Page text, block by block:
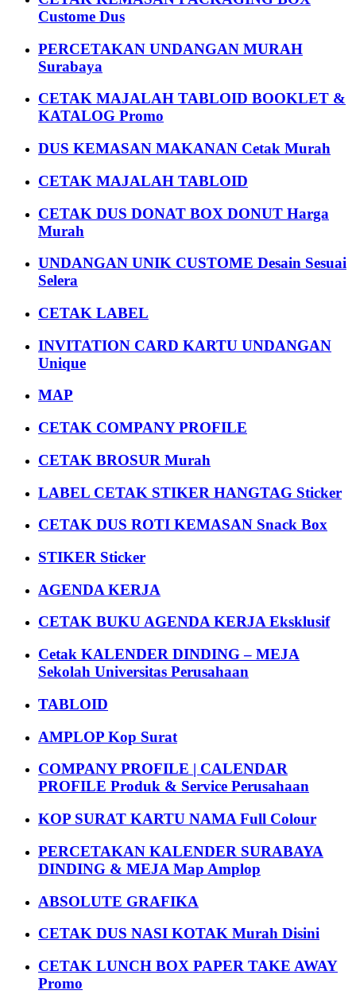
Custome Dus
PERCETAKAN UNDANGAN MURAH
Surabaya
CETAK MAJALAH TABLOID BOOKLET &
KATALOG Promo
DUS KEMASAN MAKANAN Cetak Murah
CETAK MAJALAH TABLOID
CETAK DUS DONAT BOX DONUT Harga
Murah
UNDANGAN UNIK CUSTOME Desain Sesuai
Selera
CETAK LABEL
INVITATION CARD KARTU UNDANGAN
Unique
MAP
CETAK COMPANY PROFILE
CETAK BROSUR Murah
LABEL CETAK STIKER HANGTAG Sticker
CETAK DUS ROTI KEMASAN Snack Box
STIKER Sticker
AGENDA KERJA
CETAK BUKU AGENDA KERJA Eksklusif
Cetak KALENDER DINDING – MEJA
Sekolah Universitas Perusahaan
TABLOID
AMPLOP Kop Surat
COMPANY PROFILE | CALENDAR
PROFILE Produk & Service Perusahaan
KOP SURAT KARTU NAMA Full Colour
PERCETAKAN KALENDER SURABAYA
DINDING & MEJA Map Amplop
ABSOLUTE GRAFIKA
CETAK DUS NASI KOTAK Murah Disini
CETAK LUNCH BOX PAPER TAKE AWAY
Promo